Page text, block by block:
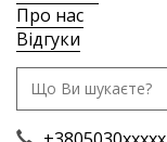
Про нас
Відгуки